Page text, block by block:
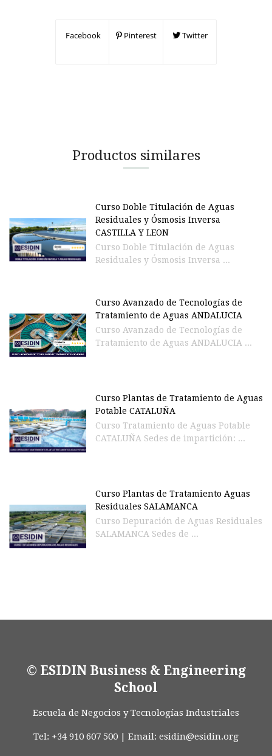
Facebook Pinterest Twitter
Productos similares
Curso Doble Titulación de Aguas
Residuales y Ósmosis Inversa
CASTILLA Y LEON
Curso Doble Titulación de Aguas
Residuales y Ósmosis Inversa ...
Curso Avanzado de Tecnologías de
Tratamiento de Aguas ANDALUCIA
Curso Avanzado de Tecnologías de
Tratamiento de Aguas ANDALUCIA ...
Curso Plantas de Tratamiento de Aguas
Potable CATALUÑA
Curso Tratamiento de Aguas Potable
CATALUÑA Sedes de impartición: ...
Curso Plantas de Tratamiento Aguas
Residuales SALAMANCA
Curso Depuración de Aguas Residuales
SALAMANCA Sedes de ...
© ESIDIN Business & Engineering
School
Escuela de Negocios y Tecnologías Industriales
Tel: +34 910 607 500 | Email: esidin@esidin.org